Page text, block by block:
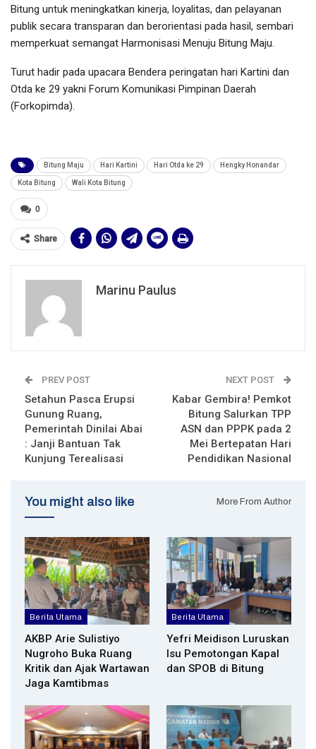
Bitung untuk meningkatkan kinerja, loyalitas, dan pelayanan
publik secara transparan dan berorientasi pada hasil, sembari
memperkuat semangat Harmonisasi Menuju Bitung Maju.
Turut hadir pada upacara Bendera peringatan hari Kartini dan
Otda ke 29 yakni Forum Komunikasi Pimpinan Daerah
(Forkopimda).
Bitung Maju Hari Kartini Hari Otda ke 29 Hengky Honandar
Kota Bitung Wali Kota Bitung
0
Share
Marinu Paulus
PREV POST
Setahun Pasca Erupsi
Gunung Ruang,
Pemerintah Dinilai Abai
: Janji Bantuan Tak
Kunjung Terealisasi
NEXT POST
Kabar Gembira! Pemkot
Bitung Salurkan TPP
ASN dan PPPK pada 2
Mei Bertepatan Hari
Pendidikan Nasional
You might also like More From Author
Berita Utama
AKBP Arie Sulistiyo
Nugroho Buka Ruang
Kritik dan Ajak Wartawan
Jaga Kamtibmas
Berita Utama
Yefri Meidison Luruskan
Isu Pemotongan Kapal
dan SPOB di Bitung